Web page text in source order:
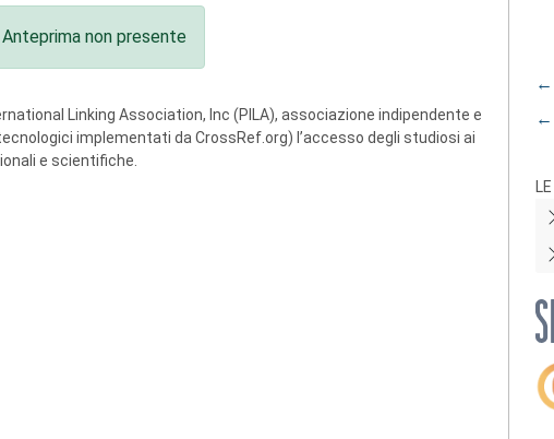
Anteprima non presente
Linking Association, Inc (PILA), associazione indipendente e
implementati da CrossRef.org) l’accesso degli studiosi ai
e scientifiche.
←
←